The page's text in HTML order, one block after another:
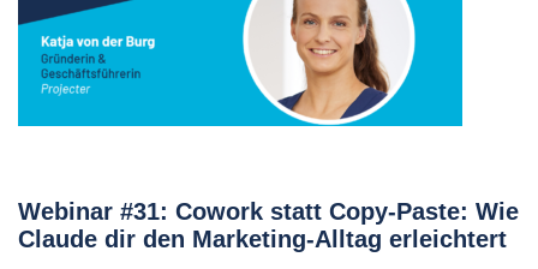
Webinar #31: Cowork statt Copy-Paste: Wie
Claude dir den Marketing-Alltag erleichtert